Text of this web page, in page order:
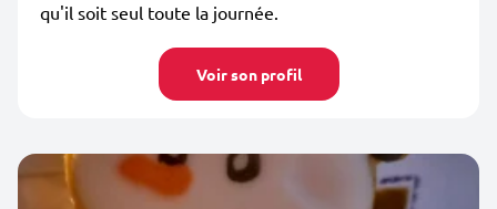
qu'il soit seul toute la journée.
Voir son profil